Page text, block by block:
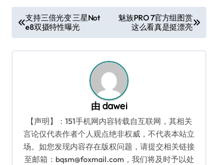
章
导
支持三倍光变 三星Not
e8双摄特性曝光
魅族PRO 7官方组图赏
这么看真是挺漂亮
由 dawei
【声明】：151手机网内容转载自互联网，其相关
言论仅代表作者个人观点绝非权威，不代表本站立
场。如您发现内容存在版权问题，请提交相关链接
至邮箱：bqsm@foxmail.com，我们将及时予以处